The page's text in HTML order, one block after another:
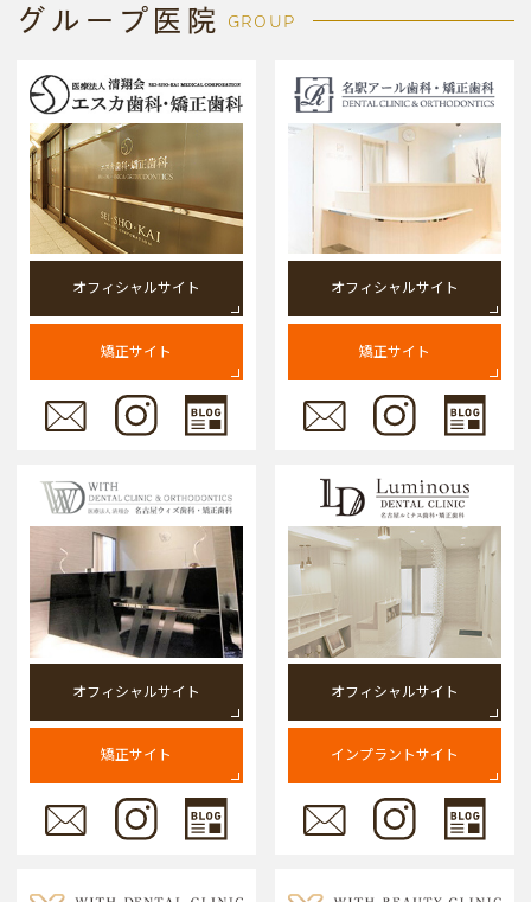
グループ医院 GROUP
オフィシャルサイト
矯正サイト
オフィシャルサイト
矯正サイト
オフィシャルサイト
矯正サイト
オフィシャルサイト
インプラントサイト